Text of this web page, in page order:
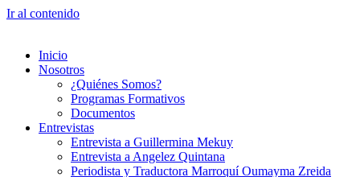
Ir al contenido
Inicio
Nosotros
¿Quiénes Somos?
Programas Formativos
Documentos
Entrevistas
Entrevista a Guillermina Mekuy
Entrevista a Angelez Quintana
Periodista y Traductora Marroquí Oumayma Zreida